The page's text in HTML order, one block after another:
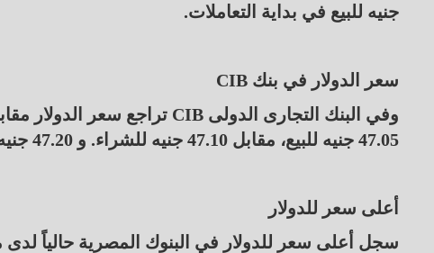
جنيه للبيع في بداية التعاملات.
سعر الدولار في بنك CIB
47.05 جنيه للبيع، مقابل 47.10 جنيه للشراء. و 47.20 جنيه للبيع مع بداية التعاملات.
أعلى سعر للدولار